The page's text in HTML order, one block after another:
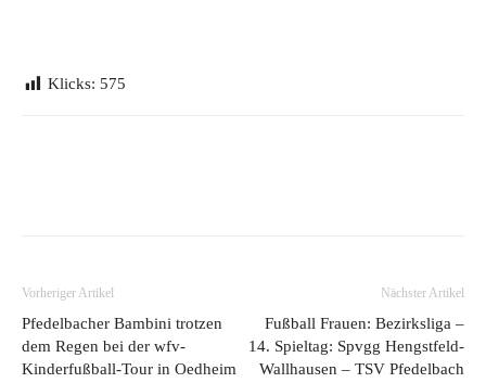
Klicks: 575
Vorheriger Artikel
Pfedelbacher Bambini trotzen
dem Regen bei der wfv-
Kinderfußball-Tour in Oedheim
Nächster Artikel
Fußball Frauen: Bezirksliga –
14. Spieltag: Spvgg Hengstfeld-
Wallhausen – TSV Pfedelbach